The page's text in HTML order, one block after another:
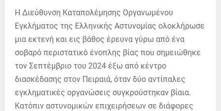
Η Διεύθυνση Καταπολέμησης Οργανωμένου
Εγκλήματος της Ελληνικής Αστυνομίας ολοκλήρωσε
μια εκτενή και εις βάθος έρευνα γύρω από ένα
σοβαρό περιστατικό ένοπλης βίας που σημειώθηκε
τον Σεπτέμβριο του 2024 έξω από κέντρο
διασκέδασης στον Πειραιά, όταν δύο αντίπαλες
εγκληματικές οργανώσεις συγκρούστηκαν βίαια.
Κατόπιν αστυνομικών επιχειρήσεων σε διάφορες